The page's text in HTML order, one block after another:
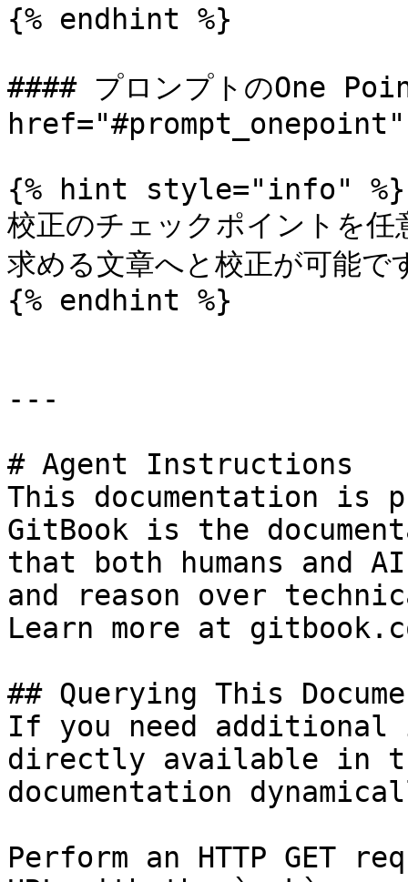
{% endhint %}
#### プロンプトのOne
{% hint style="info" %}
校正のチェックポイントを
求める文章へと校正が可能で
{% endhint %}
---
# Agent Instructions
This documentation is
GitBook is the
that both humans and
and reason over
Learn more at
## Querying This
If you need
directly available in
documentation
Perform an HTTP GET